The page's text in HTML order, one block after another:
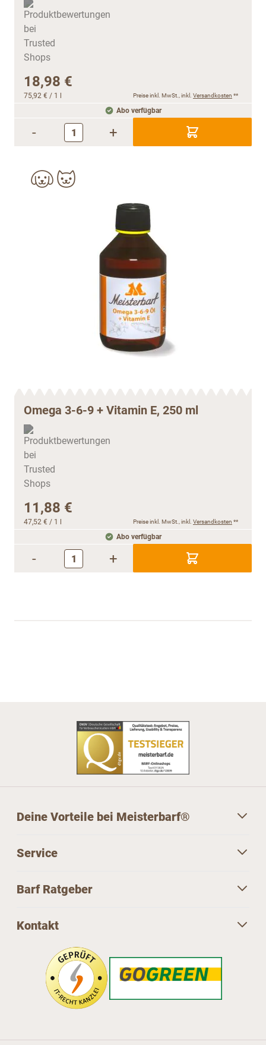
18,98 €
75,92 € / 1 l Preise inkl. MwSt., inkl. Versandkosten **
Abo verfügbar
- +
Omega 3-6-9 + Vitamin E, 250 ml
11,88 €
47,52 € / 1 l Preise inkl. MwSt., inkl. Versandkosten **
Abo verfügbar
- +
Deine Vorteile bei Meisterbarf®
Service
Barf Ratgeber
Kontakt